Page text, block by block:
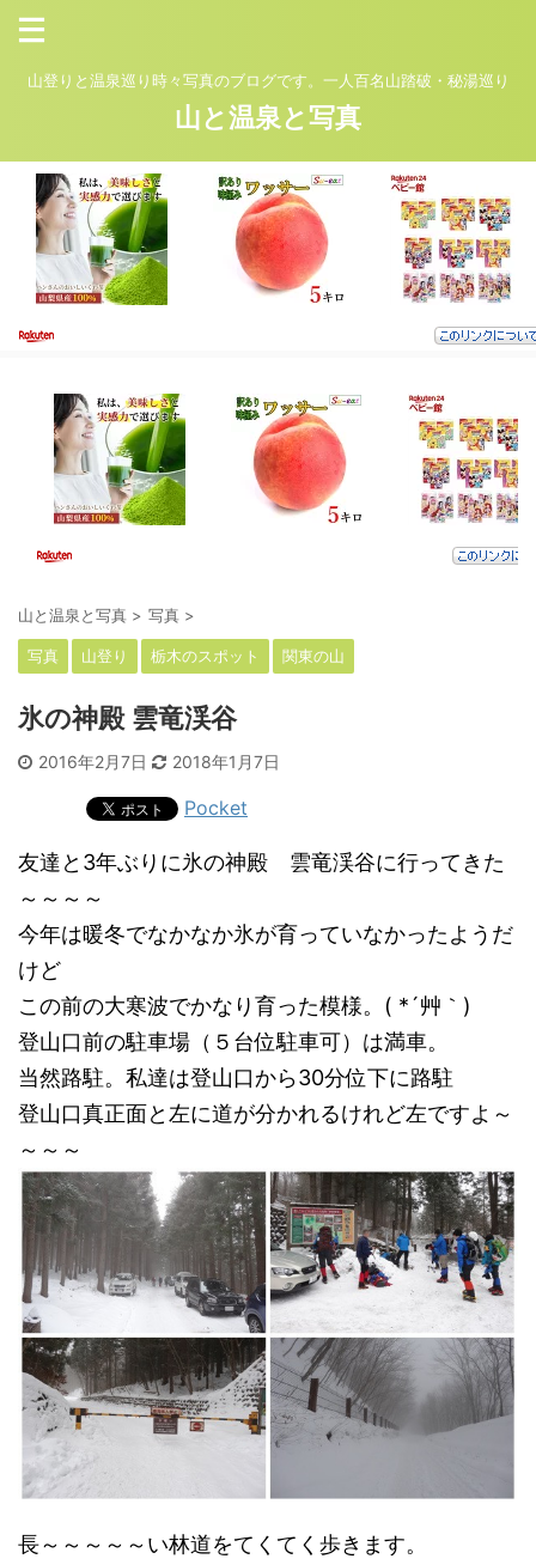
山登りと温泉巡り時々写真のブログです。一人百名山踏破・秘湯巡り
山と温泉と写真
山と温泉と写真 > 写真 >
写真 山登り 栃木のスポット 関東の山
氷の神殿 雲竜渓谷
2016年2月7日 2018年1月7日
Pocket
友達と3年ぶりに氷の神殿 雲竜渓谷に行ってきた
～～～～
今年は暖冬でなかなか氷が育っていなかったようだ
けど
この前の大寒波でかなり育った模様。( *´艸｀)
登山口前の駐車場（５台位駐車可）は満車。
当然路駐。私達は登山口から30分位下に路駐
登山口真正面と左に道が分かれるけれど左ですよ～
～～～
長～～～～～い林道をてくてく歩きます。